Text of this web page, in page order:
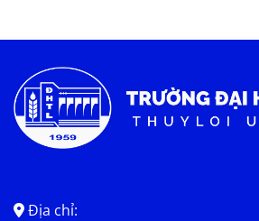
Tin tức chung
Địa chỉ: